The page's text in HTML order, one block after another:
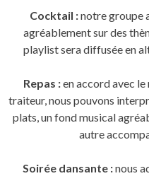
Cocktail :notre groupe
agréablement sur des
playlist sera diffusée en
Repas :en accord avec
traiteur, nous pouvons
plats, un fond musical
autre
Soirée dansante :nous